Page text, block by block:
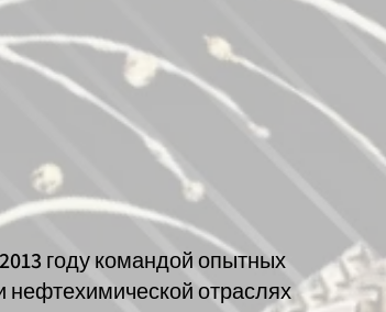
году командой опытных
отраслях